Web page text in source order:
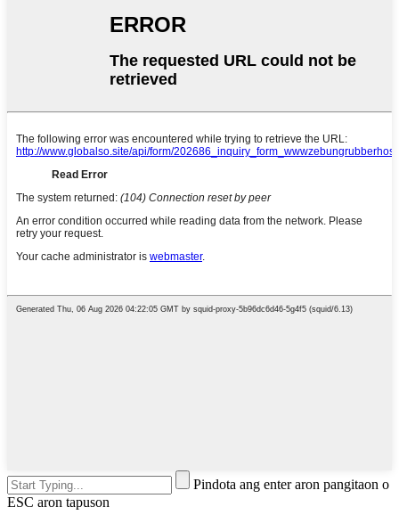
Pindota ang enter aron pangitaon o
ESC aron tapuson